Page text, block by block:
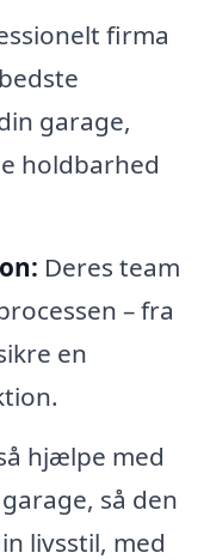
firma
garage,
holdbarhed
Deres team
– fra
en
hjælpe med
så den
livsstil, med